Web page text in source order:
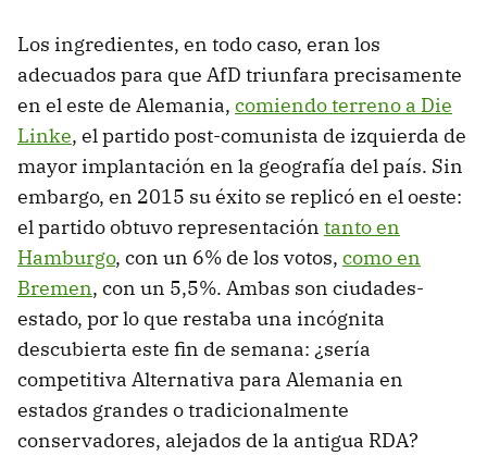
Los ingredientes, en todo caso, eran los
adecuados para que AfD triunfara precisamente
en el este de Alemania, comiendo terreno a Die
Linke, el partido post-comunista de izquierda de
mayor implantación en la geografía del país. Sin
embargo, en 2015 su éxito se replicó en el oeste:
el partido obtuvo representación tanto en
Hamburgo, con un 6% de los votos, como en
Bremen, con un 5,5%. Ambas son ciudades-
estado, por lo que restaba una incógnita
descubierta este fin de semana: ¿sería
competitiva Alternativa para Alemania en
estados grandes o tradicionalmente
conservadores, alejados de la antigua RDA?